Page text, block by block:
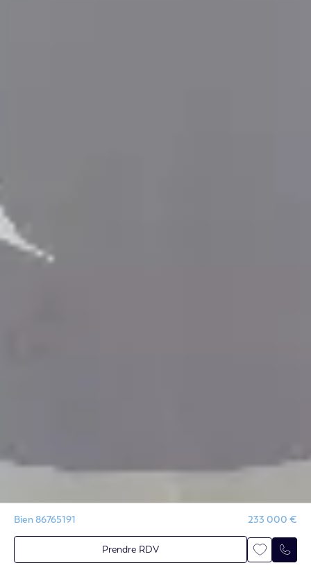
Bien 86765191 233 000 €
Prendre RDV